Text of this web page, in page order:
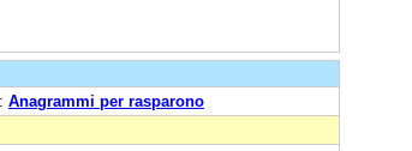
Anagrammi per rasparono